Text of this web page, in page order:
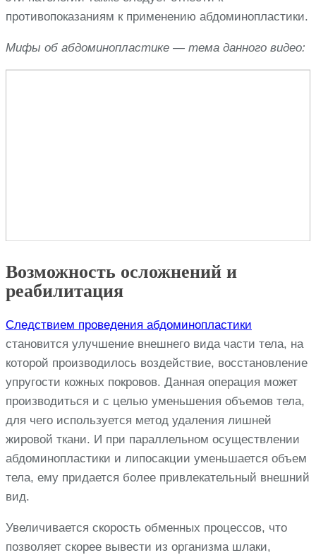
противопоказаниям к применению абдоминопластики.
Мифы об абдоминопластике — тема данного видео:
Возможность осложнений и
реабилитация
Следствием проведения абдоминопластики
становится улучшение внешнего вида части тела, на
которой производилось воздействие, восстановление
упругости кожных покровов. Данная операция может
производиться и с целью уменьшения объемов тела,
для чего используется метод удаления лишней
жировой ткани. И при параллельном осуществлении
абдоминопластики и липосакции уменьшается объем
тела, ему придается более привлекательный внешний
вид.
Увеличивается скорость обменных процессов, что
позволяет скорее вывести из организма шлаки,